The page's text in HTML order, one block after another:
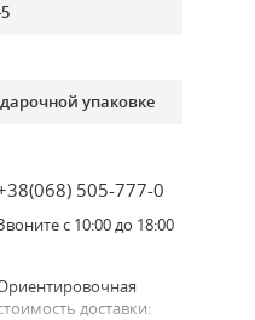
упаковке
505-777-0
с 10:00 до 18:00
доставки: